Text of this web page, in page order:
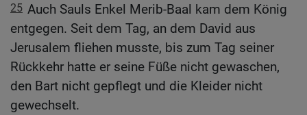
25 Auch Sauls Enkel Merib-Baal kam dem König
entgegen. Seit dem Tag, an dem David aus
Jerusalem fliehen musste, bis zum Tag seiner
Rückkehr hatte er seine Füße nicht gewaschen,
den Bart nicht gepflegt und die Kleider nicht
gewechselt.